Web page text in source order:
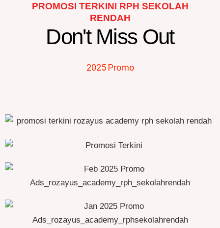
PROMOSI TERKINI RPH SEKOLAH
RENDAH
Don't Miss Out
2025 Promo